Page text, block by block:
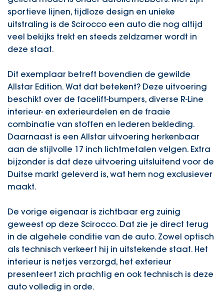
sportieve lijnen, tijdloze design en unieke
uitstraling is de Scirocco een auto die nog altijd
veel bekijks trekt en steeds zeldzamer wordt in
deze staat.
Dit exemplaar betreft bovendien de gewilde
Allstar Edition. Wat dat betekent? Deze uitvoering
beschikt over de facelift-bumpers, diverse R-Line
interieur- en exterieurdelen en de fraaie
combinatie van stoffen en lederen bekleding.
Daarnaast is een Allstar uitvoering herkenbaar
aan de stijlvolle 17 inch lichtmetalen velgen. Extra
bijzonder is dat deze uitvoering uitsluitend voor de
Duitse markt geleverd is, wat hem nog exclusiever
maakt.
De vorige eigenaar is zichtbaar erg zuinig
geweest op deze Scirocco. Dat zie je direct terug
in de algehele conditie van de auto. Zowel optisch
als technisch verkeert hij in uitstekende staat. Het
interieur is netjes verzorgd, het exterieur
presenteert zich prachtig en ook technisch is deze
auto volledig in orde.